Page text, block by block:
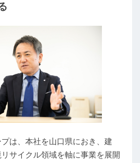
は、本社を山口県におき、建
サイクル領域を軸に事業を展開